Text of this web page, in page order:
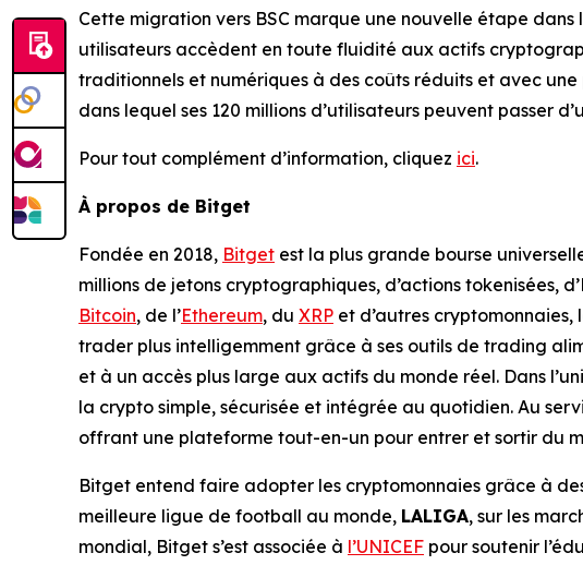
Cette migration vers BSC marque une nouvelle étape
utilisateurs accèdent en toute fluidité aux actifs
traditionnels et numériques à des coûts réduits et avec
dans lequel ses 120 millions d’utilisateurs peuvent passer
Pour tout complément d’information, cliquez ici.
À propos de Bitget
Fondée en 2018, Bitget est la plus grande bourse
millions de jetons cryptographiques, d’actions tokenisées,
Bitcoin, de l’Ethereum, du XRP et d’autres cryptomonnaies,
trader plus intelligemment grâce à ses outils de trading
et à un accès plus large aux actifs du monde réel. Dans
la crypto simple, sécurisée et intégrée au quotidien. Au
offrant une plateforme tout-en-un pour entrer et sortir du
Bitget entend faire adopter les cryptomonnaies grâce à
meilleure ligue de football au monde, LALIGA, sur les
mondial, Bitget s’est associée à l’UNICEF pour soutenir